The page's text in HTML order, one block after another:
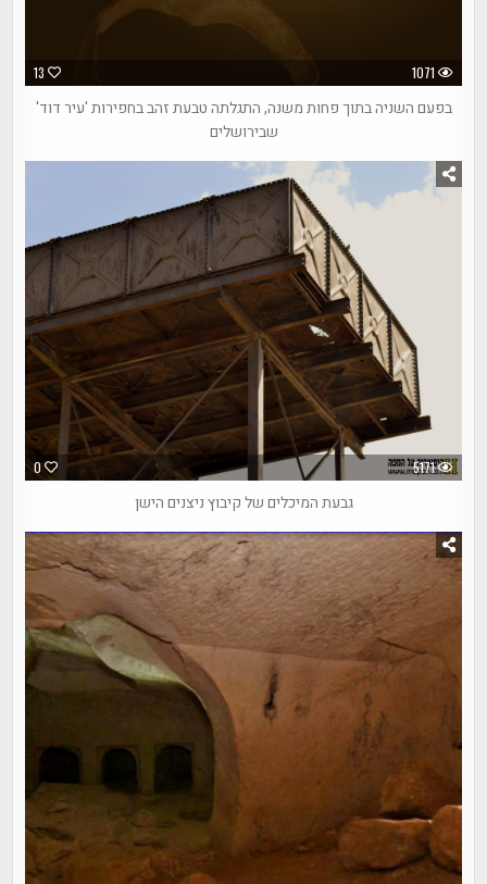
13 1071
בפעם השניה בתוך פחות משנה, התגלתה טבעת זהב בחפירות 'עיר דוד'
שבירושלים
0 5171
גבעת המיכלים של קיבוץ ניצנים הישן